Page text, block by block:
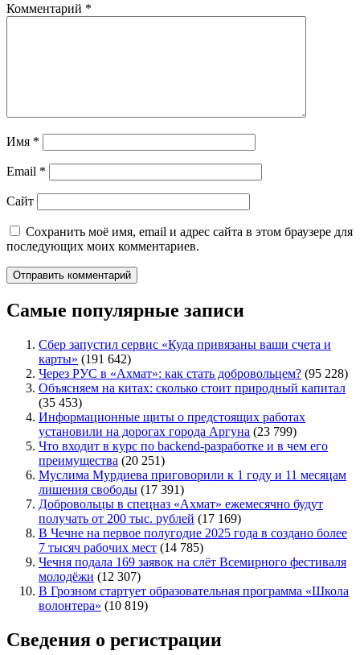
Комментарий *
Имя *
Email *
Сайт
Сохранить моё имя, email и адрес сайта в этом браузере для
последующих моих комментариев.
Самые популярные записи
Сбер запустил сервис «Куда привязаны ваши счета и
карты» (191 642)
Через РУС в «Ахмат»: как стать добровольцем? (95 228)
Объясняем на китах: сколько стоит природный капитал
(35 453)
Информационные щиты о предстоящих работах
установили на дорогах города Аргуна (23 799)
Что входит в курс по backend-разработке и в чем его
преимущества (20 251)
Муслима Мурдиева приговорили к 1 году и 11 месяцам
лишения свободы (17 391)
Добровольцы в спецназ «Ахмат» ежемесячно будут
получать от 200 тыс. рублей (17 169)
В Чечне на первое полугодие 2025 года в создано более
7 тысяч рабочих мест (14 785)
Чечня подала 169 заявок на слёт Всемирного фестиваля
молодёжи (12 307)
В Грозном стартует образовательная программа «Школа
волонтера» (10 819)
Сведения о регистрации